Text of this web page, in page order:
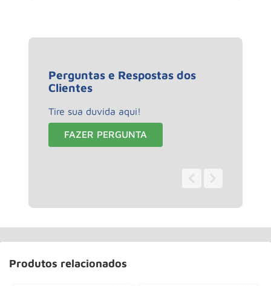
Perguntas e Respostas dos
Clientes
Tire sua duvida aqui!
FAZER PERGUNTA
Produtos relacionados